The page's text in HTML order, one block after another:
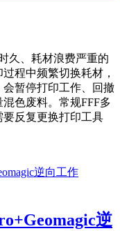
久、耗材浪费严重的
程中频繁切换耗材，
暂停打印工作、回撤
色废料。常规FFF多
反复更换打印工具
逆